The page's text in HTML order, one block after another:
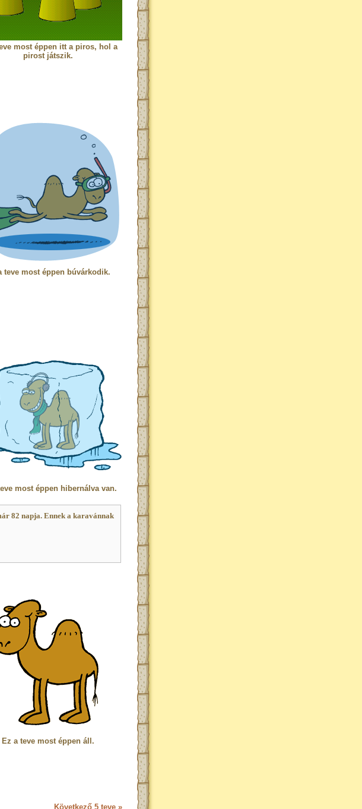
most éppen itt a piros, hol a
pirost játszik.
teve most éppen búvárkodik.
most éppen hibernálva van.
82 napja. Ennek a karavánnak
Ez a teve most éppen áll.
Következő 5 teve »